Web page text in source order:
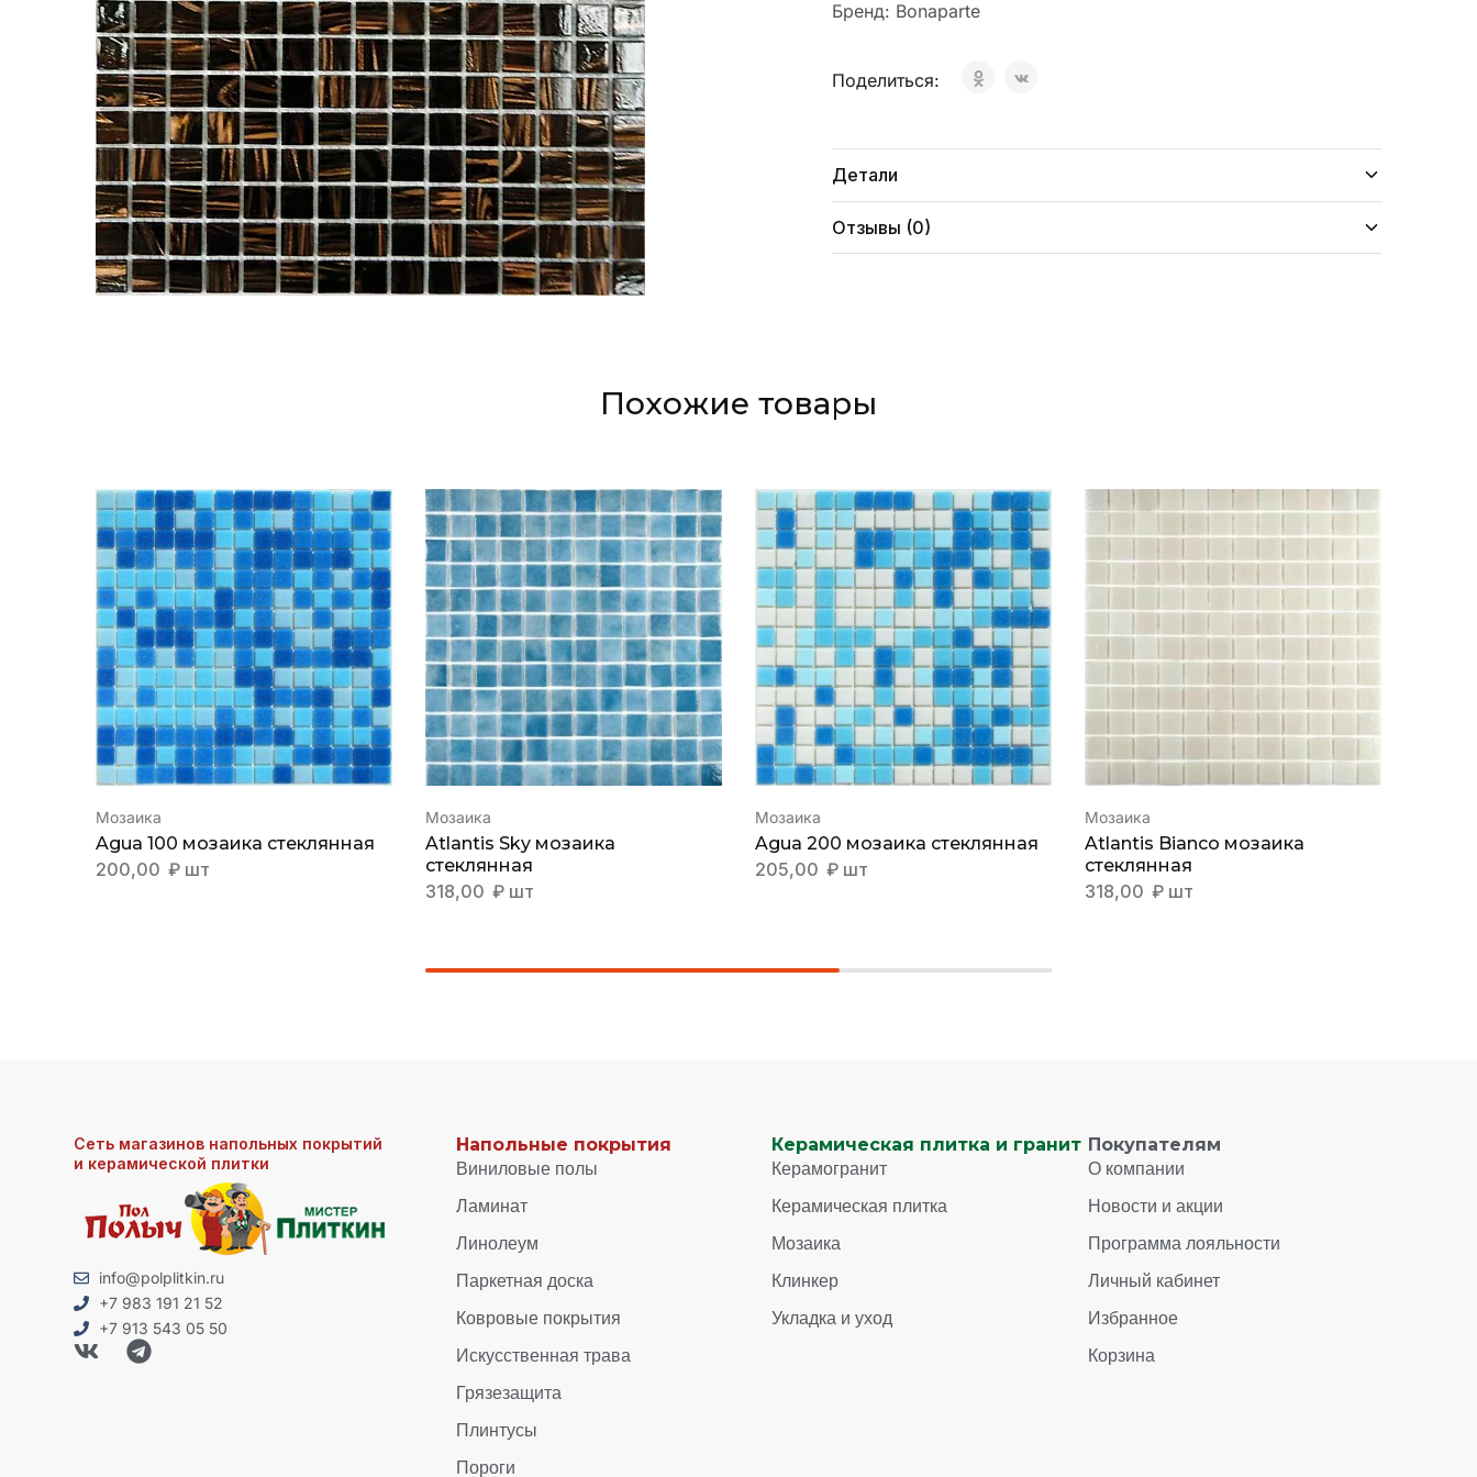
Бренд: Bonaparte
Поделиться:
Детали
Отзывы (0)
Похожие товары
Мозаика
Agua 100 мозаика стеклянная
200,00 ₽ шт
Мозаика
Atlantis Sky мозаика
стеклянная
318,00 ₽ шт
Мозаика
Agua 200 мозаика стеклянная
205,00 ₽ шт
Мозаика
Atlantis Bianco мозаика
стеклянная
318,00 ₽ шт
Сеть магазинов напольных покрытий
и керамической плитки
info@polplitkin.ru
+7 983 191 21 52
+7 913 543 05 50
Напольные покрытия
Виниловые полы
Ламинат
Линолеум
Паркетная доска
Ковровые покрытия
Искусственная трава
Грязезащита
Плинтусы
Пороги
Керамическая плитка и гранит
Керамогранит
Керамическая плитка
Мозаика
Клинкер
Укладка и уход
Покупателям
О компании
Новости и акции
Программа лояльности
Личный кабинет
Избранное
Корзина